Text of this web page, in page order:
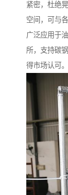
紧密，杜绝
空间，可与
广泛应用于
所，支持碳
得市场认可。